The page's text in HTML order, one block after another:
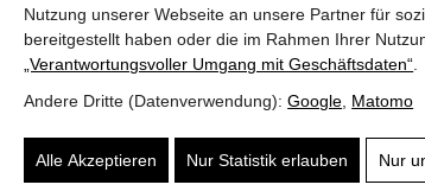
Nutzung unserer Webseite an unsere Partner für
bereitgestellt haben oder die im Rahmen Ihrer
„Verantwortungsvoller Umgang mit Geschäftsdaten“
Andere Dritte (Datenverwendung):Google Matomo
Alle Akzeptieren Nur Statistik erlauben Nur
powered by